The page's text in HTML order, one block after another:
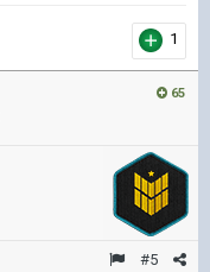
1
65
#5